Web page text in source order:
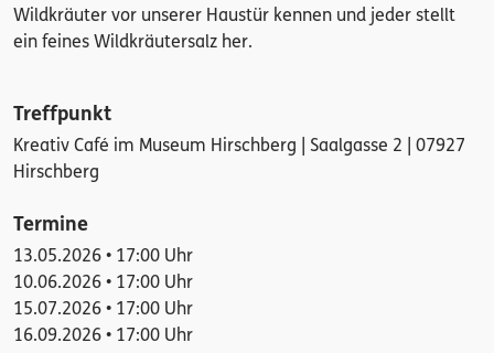
Wildkräuter vor unserer Haustür kennen und jeder stellt
ein feines Wildkräutersalz her.
Treffpunkt
Kreativ Café im Museum Hirschberg | Saalgasse 2 | 07927
Hirschberg
Termine
13.05.2026 • 17:00 Uhr
10.06.2026 • 17:00 Uhr
15.07.2026 • 17:00 Uhr
16.09.2026 • 17:00 Uhr